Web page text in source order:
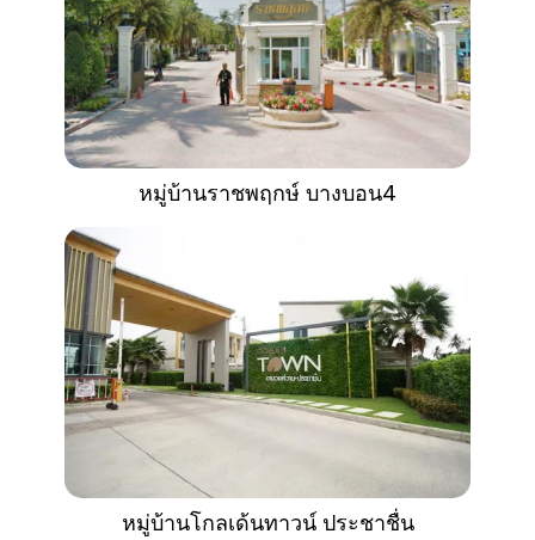
หมู่บ้านราชพฤกษ์ บางบอน4
หมู่บ้านโกลเด้นทาวน์ ประชาชื่น